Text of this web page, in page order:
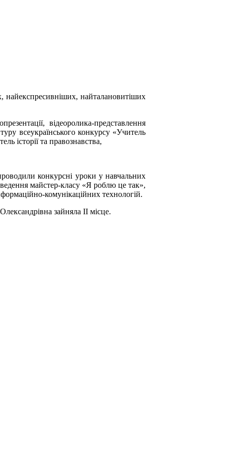
найекспресивніших, найталановитіших
відеоролика-представлення
всеукраїнського конкурсу «Учитель
історії та правознавства,
конкурсні уроки у навчальних
майстер-класу «Я роблю це так»,
комунікаційних технологій.
зайняла ІІ місце.